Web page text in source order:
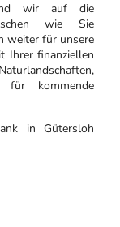
wir auf die
wie Sie
weiter für unsere
Ihrer finanziellen
kommende
in Gütersloh